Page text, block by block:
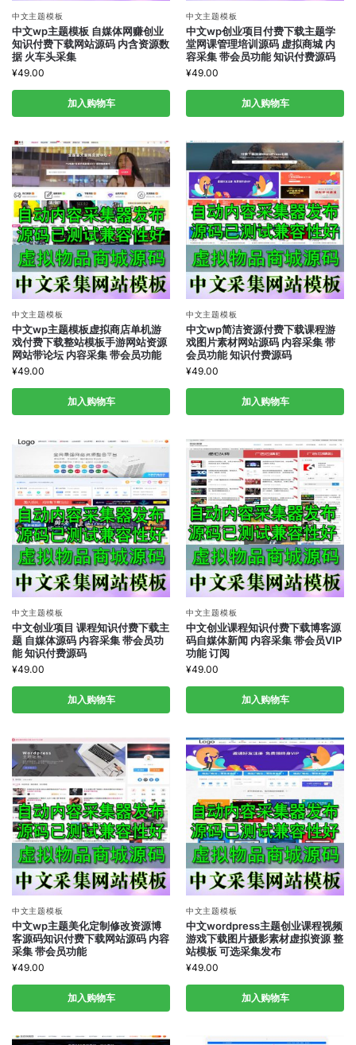
中文主题模板
中文wp主题模板 自媒体网赚创业
知识付费下载网站源码 内含资源数
据 火车头采集
¥49.00
加入购物车
中文主题模板
中文wp创业项目付费下载主题学
堂网课管理培训源码 虚拟商城 内
容采集 带会员功能 知识付费源码
¥49.00
加入购物车
中文主题模板
中文wp主题模板虚拟商店单机游
戏付费下载整站模板手游网站资源
网站带论坛 内容采集 带会员功能
¥49.00
加入购物车
中文主题模板
中文wp简洁资源付费下载课程游
戏图片素材网站源码 内容采集 带
会员功能 知识付费源码
¥49.00
加入购物车
中文主题模板
中文创业项目 课程知识付费下载主
题 自媒体源码 内容采集 带会员功
能 知识付费源码
¥49.00
加入购物车
中文主题模板
中文创业课程知识付费下载博客源
码自媒体新闻 内容采集 带会员VIP
功能 订阅
¥49.00
加入购物车
中文主题模板
中文wp主题美化定制修改资源博
客源码知识付费下载网站源码 内容
采集 带会员功能
¥49.00
加入购物车
中文主题模板
中文wordpress主题创业课程视频
游戏下载图片摄影素材虚拟资源 整
站模板 可选采集发布
¥49.00
加入购物车